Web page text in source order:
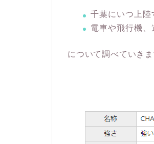
千葉にいつ上陸
電車や飛行機、
について調べていきま